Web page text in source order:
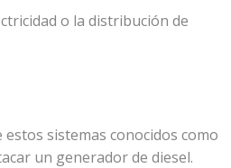
o la distribución de
sistemas conocidos como
un generador de diesel.